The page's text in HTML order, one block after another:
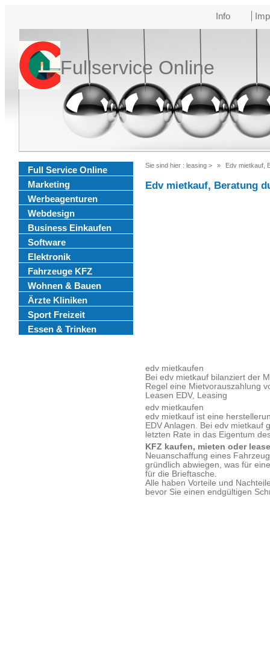
Info
Fullservice Online
Full Service Online
Marketing
Werbeagenturen
Webdesign
Business Einkaufen
Software
Elektronik
Fahrzeuge KFZ
Wohnen & Bauen
Ärzte Kliniken
Sport Freizeit
Essen & Trinken
Sie sind hier : leasing > Edv mietkauf,
Edv mietkauf, Beratung
edv mietkaufen
Bei edv mietkauf bilanziert der
Regel eine Mietvorauszahlung
Leasen EDV, Leasing
edv mietkaufen
edv mietkauf ist eine
EDV Anlagen. Bei edv mietkauf
letzten Rate in das Eigentum
KFZ kaufen, mieten oder
Neuanschaffung eines
gründlich abwiegen, was für
für die Brieftasche.
Alle haben Vorteile und
bevor Sie einen endgültigen